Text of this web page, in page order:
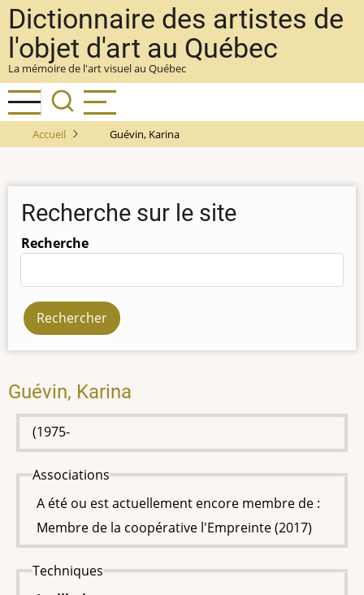
Aller
au
contenu
principal
Dictionnaire des artistes de
l'objet d'art au Québec
La mémoire de l'art visuel au Québec
Accueil Guévin, Karina
Recherche sur le site
Recherche
Guévin, Karina
(1975-
Associations
A été ou est actuellement encore membre de :
Membre de la coopérative l'Empreinte (2017)
Techniques